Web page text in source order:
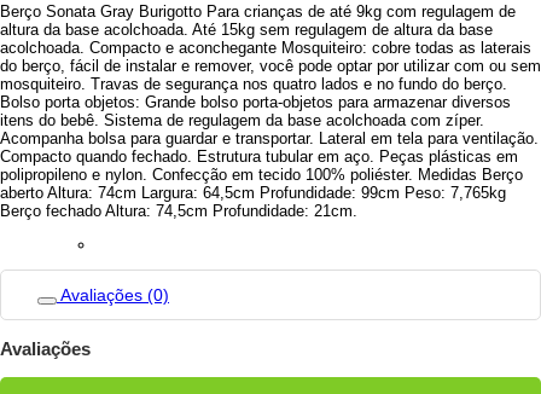
Berço Sonata Gray Burigotto Para crianças de até 9kg com regulagem de
altura da base acolchoada. Até 15kg sem regulagem de altura da base
acolchoada. Compacto e aconchegante Mosquiteiro: cobre todas as laterais
do berço, fácil de instalar e remover, você pode optar por utilizar com ou sem
mosquiteiro. Travas de segurança nos quatro lados e no fundo do berço.
Bolso porta objetos: Grande bolso porta-objetos para armazenar diversos
itens do bebê. Sistema de regulagem da base acolchoada com zíper.
Acompanha bolsa para guardar e transportar. Lateral em tela para ventilação.
Compacto quando fechado. Estrutura tubular em aço. Peças plásticas em
polipropileno e nylon. Confecção em tecido 100% poliéster. Medidas Berço
aberto Altura: 74cm Largura: 64,5cm Profundidade: 99cm Peso: 7,765kg
Berço fechado Altura: 74,5cm Profundidade: 21cm.
Avaliações (0)
Avaliações